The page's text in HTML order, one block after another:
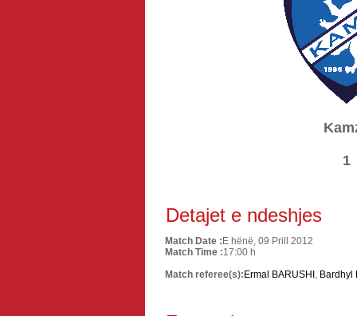
1
Detajet e ndeshjes
Match Date : E hënë, 09 Prill 2012
Match Time :17:00 h
Match referee(s): Ermal BARUSHI , Bardhyl